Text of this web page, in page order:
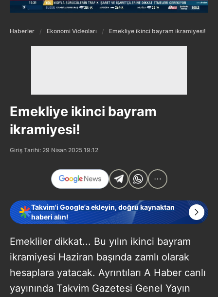
Haberler Ekonomi Videoları Emekliye ikinci bayram ikramiyesi!
Emekliye ikinci bayram
ikramiyesi!
Giriş Tarihi: 29 Nisan 2025 19:12
Takvim'i Google'a ekleyin, doğru kaynaktan
haberi alın!
Emekliler dikkat... Bu yılın ikinci bayram
ikramiyesi Haziran başında zamlı olarak
hesaplara yatacak. Ayrıntıları A Haber canlı
yayınında Takvim Gazetesi Genel Yayın